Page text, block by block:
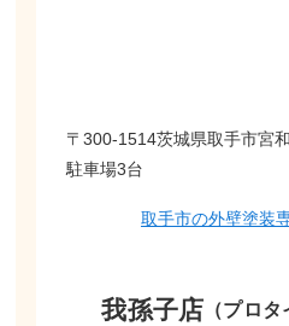
〒300-1514茨城県取手市宮
駐車場3台
取手市の外壁塗装
我孫子店 （プロ